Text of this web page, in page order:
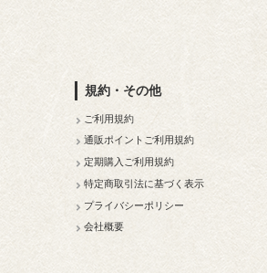
規約・その他
ご利用規約
通販ポイントご利用規約
定期購入ご利用規約
特定商取引法に基づく表示
プライバシーポリシー
会社概要